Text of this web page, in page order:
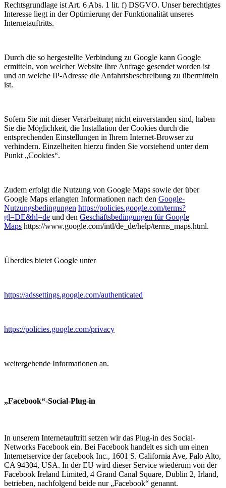
Rechtsgrundlage ist Art. 6 Abs. 1 lit. f) DSGVO. Unser berechtigtes
Interesse liegt in der Optimierung der Funktionalität unseres
Internetauftritts.
Durch die so hergestellte Verbindung zu Google kann Google
ermitteln, von welcher Website Ihre Anfrage gesendet worden ist
und an welche IP-Adresse die Anfahrtsbeschreibung zu übermitteln
ist.
Sofern Sie mit dieser Verarbeitung nicht einverstanden sind, haben
Sie die Möglichkeit, die Installation der Cookies durch die
entsprechenden Einstellungen in Ihrem Internet-Browser zu
verhindern. Einzelheiten hierzu finden Sie vorstehend unter dem
Punkt „Cookies“.
Zudem erfolgt die Nutzung von Google Maps sowie der über
Google Maps erlangten Informationen nach den Google-
Nutzungsbedingungen https://policies.google.com/terms?
gl=DE&hl=de und den Geschäftsbedingungen für Google
Maps https://www.google.com/intl/de_de/help/terms_maps.html.
Überdies bietet Google unter
https://adssettings.google.com/authenticated
https://policies.google.com/privacy
weitergehende Informationen an.
„Facebook“-Social-Plug-in
In unserem Internetauftritt setzen wir das Plug-in des Social-
Networks Facebook ein. Bei Facebook handelt es sich um einen
Internetservice der facebook Inc., 1601 S. California Ave, Palo Alto,
CA 94304, USA. In der EU wird dieser Service wiederum von der
Facebook Ireland Limited, 4 Grand Canal Square, Dublin 2, Irland,
betrieben, nachfolgend beide nur „Facebook“ genannt.